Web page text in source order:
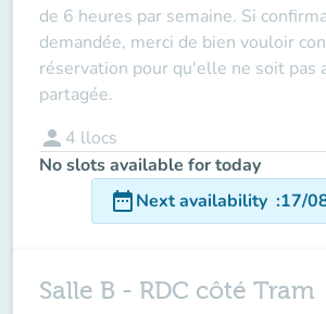
de 6 heures par semaine. Si
demandée, merci de bien vouloir
réservation pour qu'elle ne soit pas
partagée.
person 4 llocs
No slots available for today
date_rangeNext availability :17/
Salle B - RDC côté Tram